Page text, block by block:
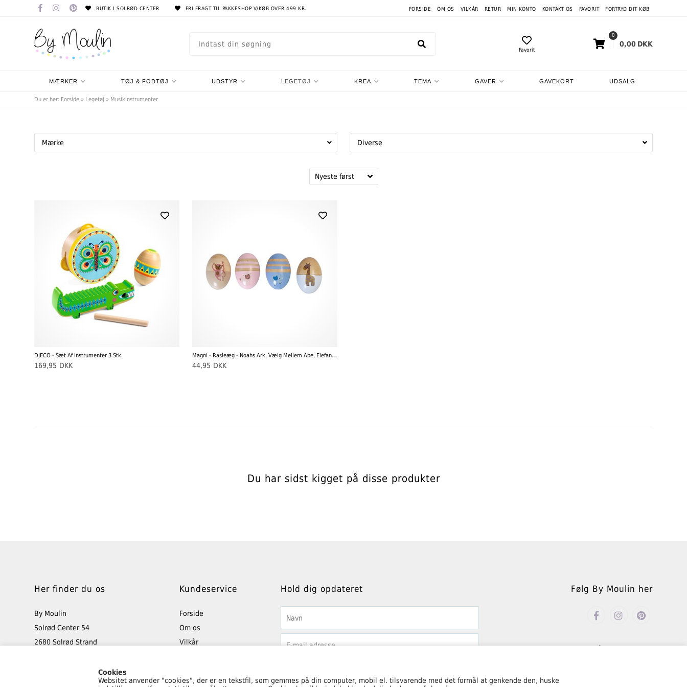
Cookies
Websitet anvender "cookies", der er en tekstfil, som gemmes på din computer, mobil el. tilsvarende med det formål at genkende den, huske
BUTIK I SOLRØD CENTER FRI FRAGT TIL PAKKESHOP V/KØB OVER 499 KR. FORSIDE OM OS VILKÅR RETUR MIN KONTO KONTAKT OS FAVORIT FORTRYD DIT KØB
Favorit
0
0,00 DKK
MÆRKER TØJ & FODTØJ UDSTYR LEGETØJ KREA TEMA GAVER GAVEKORT UDSALG
Du er her: Forside » Legetøj » Musikinstrumenter
Mærke Diverse
DJECO - Sæt Af Instrumenter 3 Stk.
169,95 DKK
Magni - Rasleæg - Noahs Ark, Vælg Mellem Abe, Elefant, Får og Giraf
44,95 DKK
Du har sidst kigget på disse produkter
Her finder du os
By Moulin
Solrød Center 54
2680 Solrød Strand
Kundeservice
Forside
Om os
Vilkår
Kontakt os
Hold dig opdateret Følg By Moulin her